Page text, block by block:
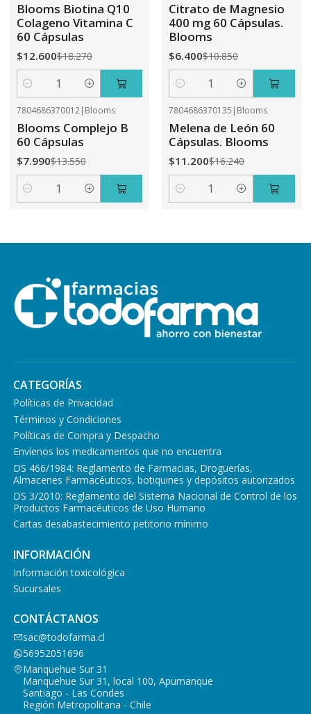
Blooms Biotina Q10
Colageno Vitamina C
60 Cápsulas
$12.600$18.270
Cantidad
Citrato de Magnesio
400 mg 60 Cápsulas.
Blooms
$6.400$10.850
Cantidad
7804686370012| Blooms
Blooms Complejo B
60 Cápsulas
$7.990$13.550
Cantidad
7804686370135 | Blooms
Melena de León 60
Cápsulas. Blooms
$11.200$16.240
Cantidad
CATEGORÍAS
Políticas de Privacidad
Términos y Condiciones
Políticas de Compra y Despacho
Envíenos los medicamentos que no encuentra
DS 466/1984: Reglamento de Farmacias, Droguerías,
Almacenes Farmacéuticos, botiquines y depósitos autorizados
DS 3/2010: Reglamento del Sistema Nacional de Control de los
Productos Farmacéuticos de Uso Humano
Cartas desabastecimiento petitorio mínimo
INFORMACIÓN
Información toxicológica
Sucursales
CONTÁCTANOS
sac@todofarma.cl
56952051696
Manquehue Sur 31
Manquehue Sur 31, local 100, Apumanque
Santiago - Las Condes
Región Metropolitana - Chile